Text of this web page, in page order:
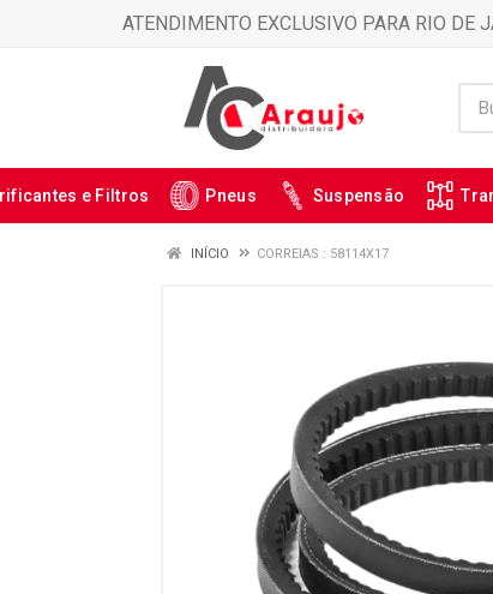
ATENDIMENTO EXCLUSIVO PARA RIO DE
e Filtros Pneus Suspensão
INÍCIO CORREIAS : 58114X17